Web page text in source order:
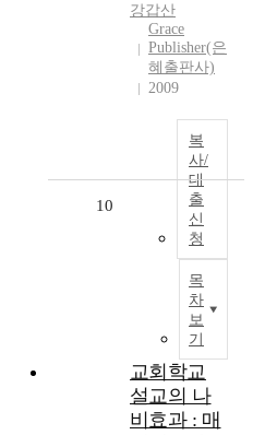
강갑산
Grace
Publisher(은
혜출판사)
2009
복
사/
대
출
신
청
목
차
보
기
10
교회학교
설교의 나
비효과 : 매